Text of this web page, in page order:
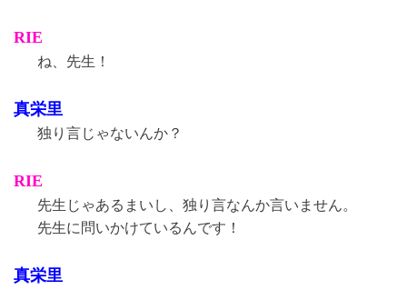
RIE
ね、先生！
真栄里
独り言じゃないんか？
RIE
先生じゃあるまいし、独り言なんか言いません。
先生に問いかけているんです！
真栄里